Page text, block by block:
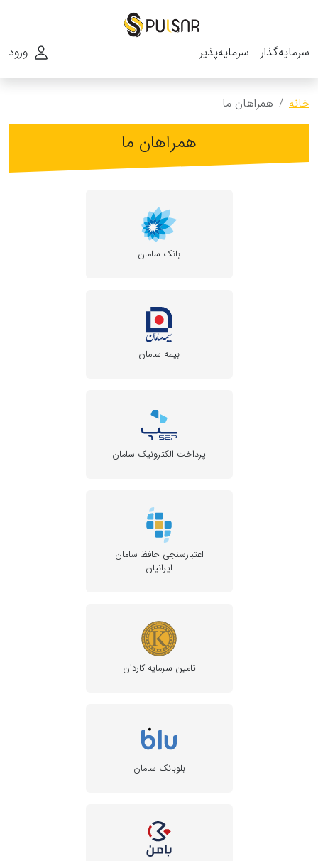
سرمایه‌گذار سرمایه‌پذیر ورود
خانه همراهان ما
همراهان ما
بانک سامان
بیمه سامان
پرداخت الکترونیک سامان
اعتبارسنجی حافظ سامان
ایرانیان
تامین سرمایه کاردان
بلوبانک سامان